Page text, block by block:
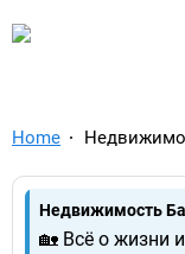
Home
Недвижимость
🏡 Всё о жизни